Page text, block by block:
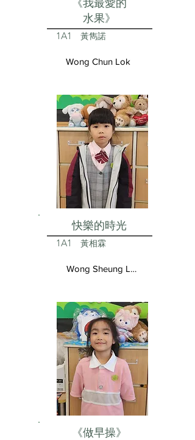
水果》
1A1 黃雋諾
Wong Chun Lok
快樂的時光
1A1 黃相霖
Wong Sheung Lam
《做早操》